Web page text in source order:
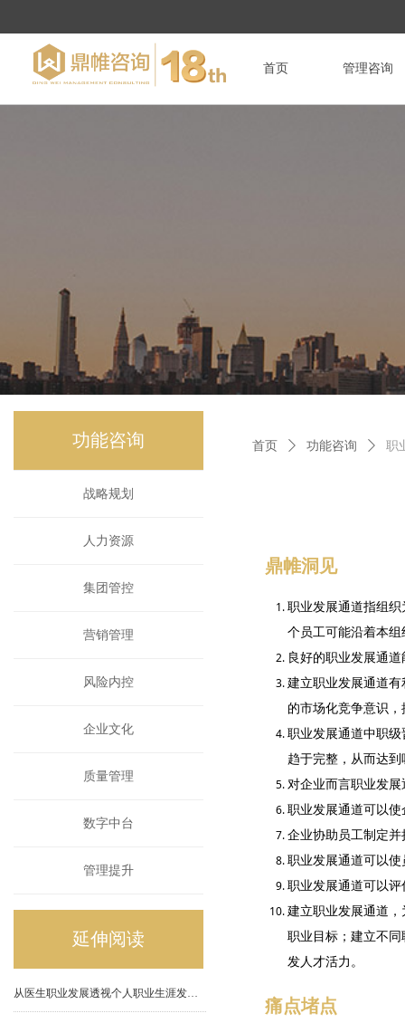
首页 管理咨询
功能咨询
功能咨询
战略规划
人力资源
集团管控
营销管理
风险内控
企业文化
质量管理
数字中台
管理提升
鼎帷洞见
职业发展通道指组
个员工可能沿着本
良好的职业发展通
建立职业发展通道
的市场化竞争意识
职业发展通道中职
趋于完整，从而达
对企业而言职业发
职业发展通道可以
企业协助员工制定
职业发展通道可以
职业发展通道可以
建立职业发展通道
职业目标；建立不
发人才活力。
痛点堵点
延伸阅读
从医生职业发展透视个人职业生涯发展规划
首页 ꄲ 功能咨询 ꄲ 职